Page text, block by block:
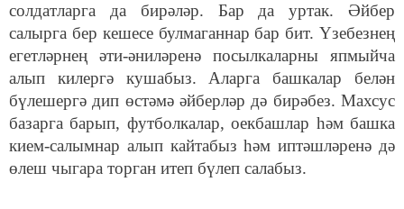
солдатларга да бирәләр. Бар да уртак. Әйбер
салырга бер кешесе булмаганнар бар бит. Үзебезнең
егетләрнең әти-әниләренә посылкаларны япмыйча
алып килергә кушабыз. Аларга башкалар белән
бүлешергә дип өстәмә әйберләр дә бирәбез. Махсус
базарга барып, футболкалар, оекбашлар һәм башка
кием-салымнар алып кайтабыз һәм иптәшләренә дә
өлеш чыгара торган итеп бүлеп салабыз.